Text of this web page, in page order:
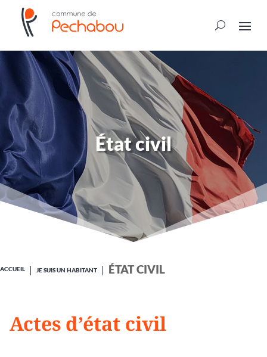
État civil
ACCUEIL JE SUIS UN HABITANT ÉTAT CIVIL
Actes d’état civil